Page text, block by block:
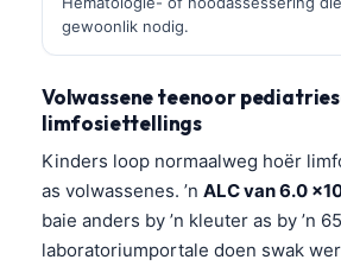
gewoonlik nodig.
Volwassene teenoor
limfosiettellings
Kinders loop normaalweg hoër
as volwassenes. ’n ALC van 6.0
baie anders by ’n kleuter as by ’n
laboratoriumportale doen swak